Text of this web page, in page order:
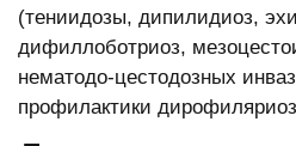
(тениидозы, дипилидиоз,
дифиллоботриоз,
нематодо-цестодозных
профилактики